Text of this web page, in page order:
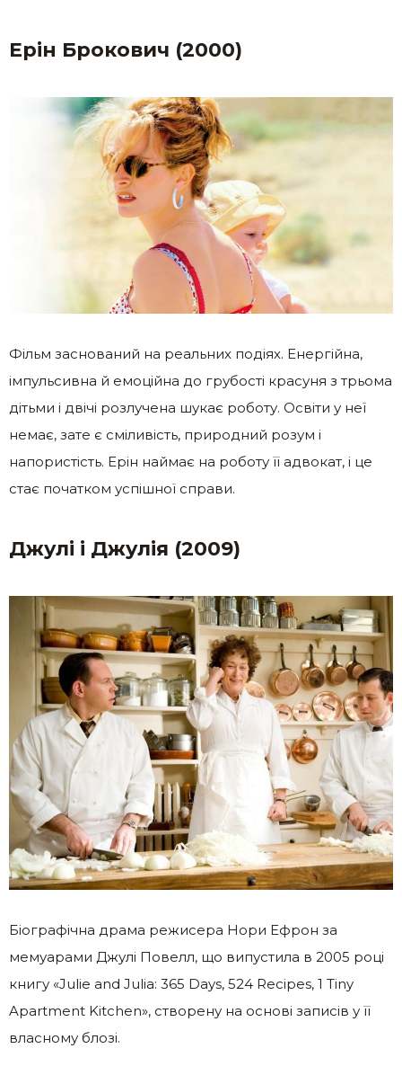
Ерін Брокович (2000)
Фільм заснований на реальних подіях. Енергійна,
імпульсивна й емоційна до грубості красуня з трьома
дітьми і двічі розлучена шукає роботу. Освіти у неї
немає, зате є сміливість, природний розум і
напористість. Ерін наймає на роботу її адвокат, і це
стає початком успішної справи.
Джулі і Джулія (2009)
Біографічна драма режисера Нори Ефрон за
мемуарами Джулі Повелл, що випустила в 2005 році
книгу «Julie and Julia: 365 Days, 524 Recipes, 1 Tiny
Apartment Kitchen», створену на основі записів у її
власному блозі.